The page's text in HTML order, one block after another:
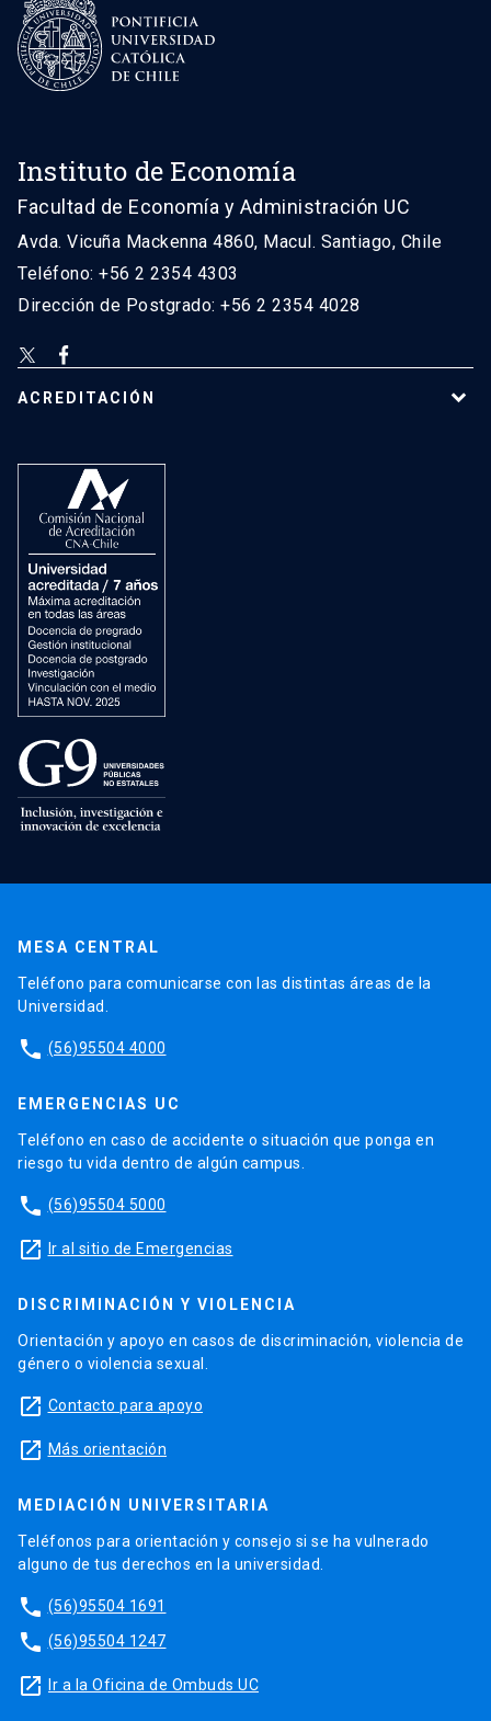
Instituto de Economía
Facultad de Economía y Administración UC
Avda. Vicuña Mackenna 4860, Macul. Santiago, Chile
Teléfono: +56 2 2354 4303
Dirección de Postgrado: +56 2 2354 4028
ACREDITACIÓN
MESA CENTRAL
Teléfono para comunicarse con las distintas áreas de la
Universidad.
phone (56)95504 4000
EMERGENCIAS UC
Teléfono en caso de accidente o situación que ponga en
riesgo tu vida dentro de algún campus.
phone (56)95504 5000
launch Ir al sitio de Emergencias
DISCRIMINACIÓN Y VIOLENCIA
Orientación y apoyo en casos de discriminación, violencia de
género o violencia sexual.
launch Contacto para apoyo
launch Más orientación
MEDIACIÓN UNIVERSITARIA
Teléfonos para orientación y consejo si se ha vulnerado
alguno de tus derechos en la universidad.
phone (56)95504 1691
phone (56)95504 1247
launch Ir a la Oficina de Ombuds UC